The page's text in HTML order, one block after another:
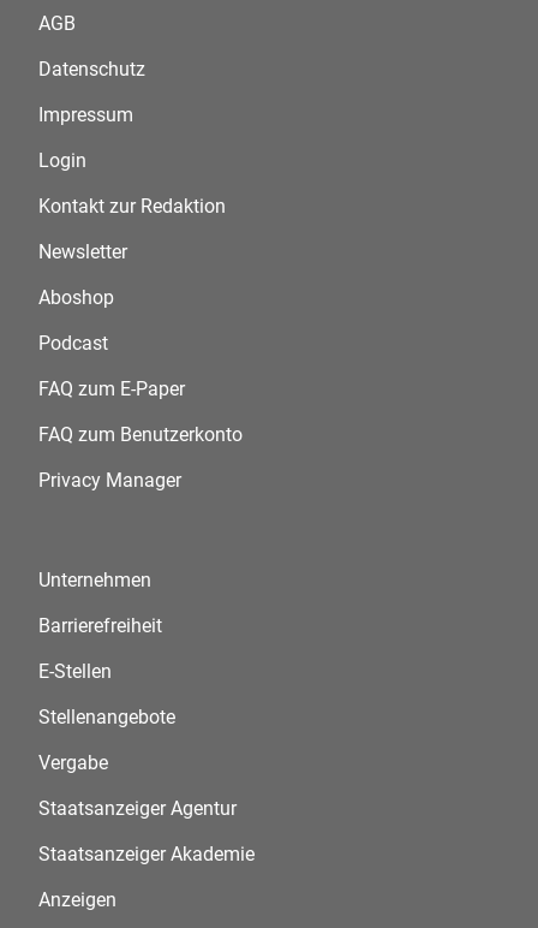
AGB
Datenschutz
Impressum
Login
Kontakt zur Redaktion
Newsletter
Aboshop
Podcast
FAQ zum E-Paper
FAQ zum Benutzerkonto
Privacy Manager
Unternehmen
Barrierefreiheit
E-Stellen
Stellenangebote
Vergabe
Staatsanzeiger Agentur
Staatsanzeiger Akademie
Anzeigen